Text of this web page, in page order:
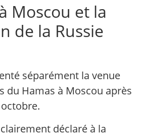
Moscou et la
de la Russie
séparément la venue
du Hamas à Moscou après
déclaré à la